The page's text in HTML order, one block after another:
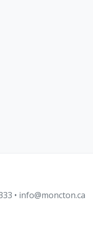
• info@moncton.ca